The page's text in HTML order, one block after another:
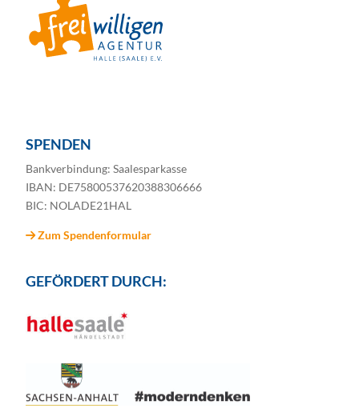
SPENDEN
Bankverbindung: Saalesparkasse
IBAN: DE75800537620388306666
BIC: NOLADE21HAL
Zum Spendenformular
GEFÖRDERT DURCH: